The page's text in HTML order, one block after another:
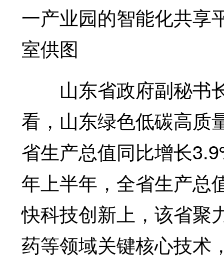
一产业园的智能化共享
室供图
山东省政府副秘书
看，山东绿色低碳高质
省生产总值同比增长
年上半年，全省生产总
快科技创新上，该省聚
药等领域关键核心技术